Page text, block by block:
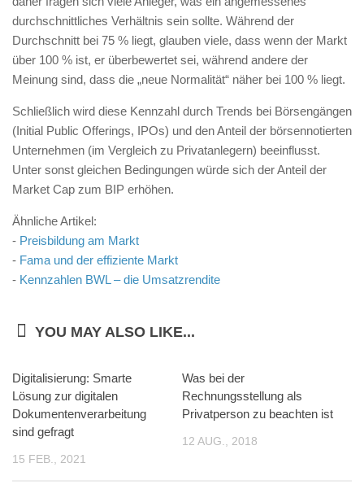
durchschnittliches Verhältnis sein sollte. Während der
Durchschnitt bei 75 % liegt, glauben viele, dass wenn der Markt
über 100 % ist, er überbewertet sei, während andere der
Meinung sind, dass die „neue Normalität“ näher bei 100 % liegt.
Schließlich wird diese Kennzahl durch Trends bei Börsengängen
(Initial Public Offerings, IPOs) und den Anteil der börsennotierten
Unternehmen (im Vergleich zu Privatanlegern) beeinflusst.
Unter sonst gleichen Bedingungen würde sich der Anteil der
Market Cap zum BIP erhöhen.
Ähnliche Artikel:
- Preisbildung am Markt
- Fama und der effiziente Markt
- Kennzahlen BWL – die Umsatzrendite
YOU MAY ALSO LIKE...
Digitalisierung: Smarte
Lösung zur digitalen
Dokumentenverarbeitung
sind gefragt
15 FEB., 2021
Was bei der
Rechnungsstellung als
Privatperson zu beachten ist
12 AUG., 2018